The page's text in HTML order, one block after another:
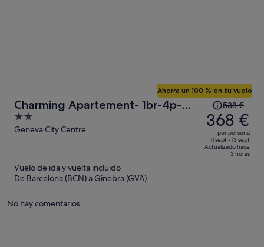
Charming Apartement- 1br-4p-
Geneve
2
out
Geneva City Centre
Ahorra un 100 % en tu vuelo
El
precio
era
de
538 €,
538 €
368 €
por persona
11 sept - 13 sept
Actualizado hace
3 horas
Vuelo de ida y vuelta incluido
De Barcelona (BCN) a Ginebra (GVA)
No hay comentarios